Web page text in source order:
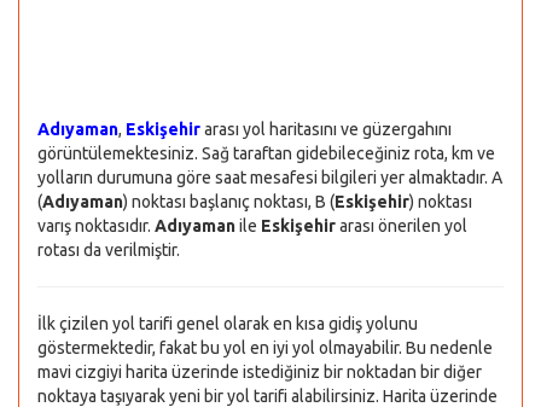
Adıyaman, Eskişehirarası yol haritasını ve güzergahını
görüntülemektesiniz. Sağ taraftan gidebileceğiniz rota, km ve
yolların durumuna göre saat mesafesi bilgileri yer almaktadır. A
(Adıyaman) noktası başlanıç noktası, B (Eskişehir) noktası
varış noktasıdır. Adıyamanile Eskişehirarası önerilen yol
rotası da verilmiştir.
İlk çizilen yol tarifi genel olarak en kısa gidiş yolunu
göstermektedir, fakat bu yol en iyi yol olmayabilir. Bu nedenle
mavi cizgiyi harita üzerinde istediğiniz bir noktadan bir diğer
noktaya taşıyarak yeni bir yol tarifi alabilirsiniz. Harita üzerinde